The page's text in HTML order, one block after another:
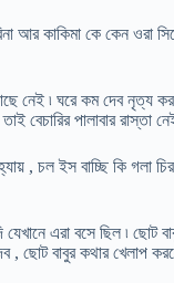
আর কাকিমা কে কেন ওরা
৷ ঘরে কম দেব নৃত্য
বেচারির পালাবার
, চল ইস বাচ্ছি কি গলা
এরা বসে ছিল ৷ ছোট
, ছোট বাবুর কথার খেলাপ